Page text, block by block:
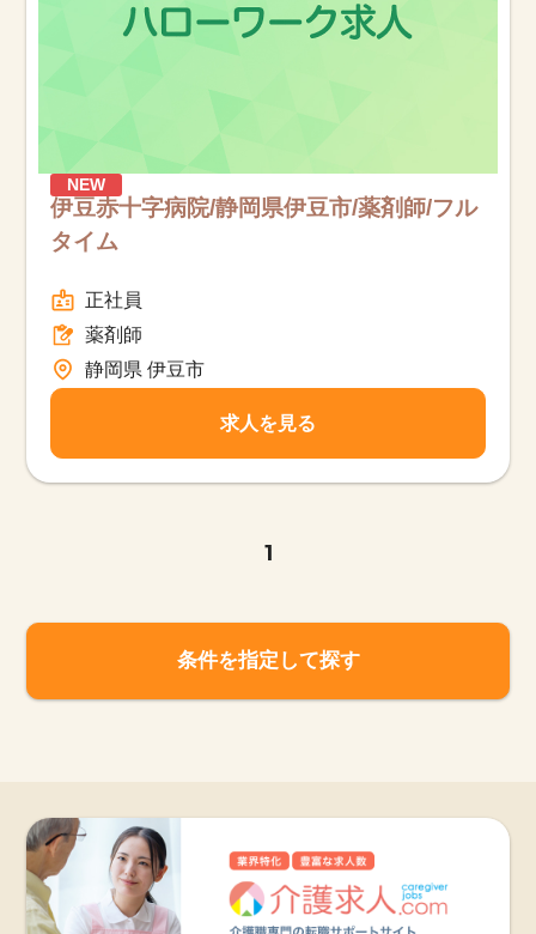
NEW
伊豆赤十字病院/静岡県伊豆市/薬剤師/フル
タイム
正社員
薬剤師
静岡県 伊豆市
求人を見る
1
条件を指定して探す